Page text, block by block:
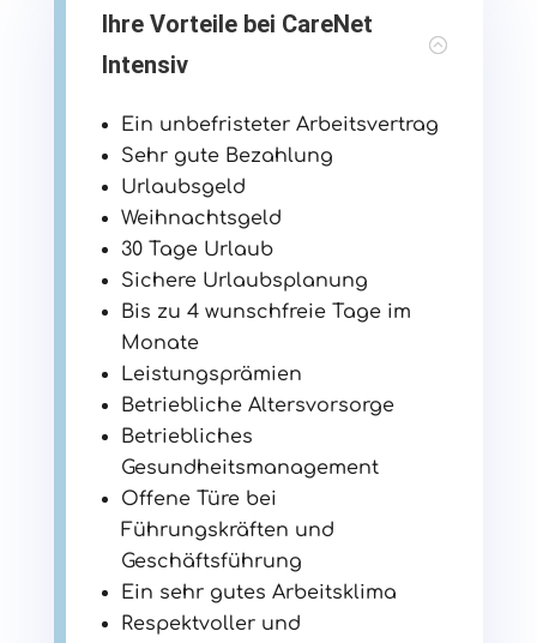
Ihre Vorteile bei CareNet
Intensiv
Ein unbefristeter Arbeitsvertrag
Sehr gute Bezahlung
Urlaubsgeld
Weihnachtsgeld
30 Tage Urlaub
Sichere Urlaubsplanung
Bis zu 4 wunschfreie Tage im
Monate
Leistungsprämien
Betriebliche Altersvorsorge
Betriebliches
Gesundheitsmanagement
Offene Türe bei
Führungskräften und
Geschäftsführung
Ein sehr gutes Arbeitsklima
Respektvoller und